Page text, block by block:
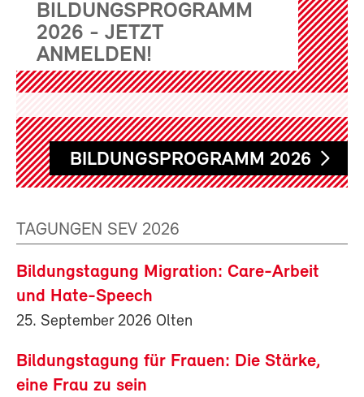
BILDUNGSPROGRAMM
2026 - JETZT
ANMELDEN!
BILDUNGSPROGRAMM 2026
TAGUNGEN SEV 2026
Bildungstagung Migration: Care-Arbeit
und Hate-Speech
25. September 2026 Olten
Bildungstagung für Frauen: Die Stärke,
eine Frau zu sein